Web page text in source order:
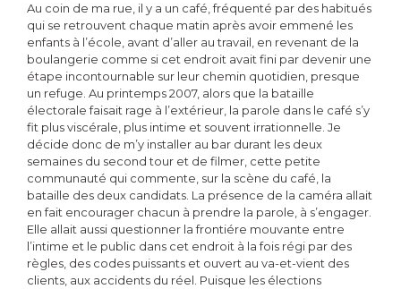
Au coin de ma rue, il y a un café, fréquenté par des habitués
qui se retrouvent chaque matin après avoir emmené les
enfants à l’école, avant d’aller au travail, en revenant de la
boulangerie comme si cet endroit avait fini par devenir une
étape incontournable sur leur chemin quotidien, presque
un refuge. Au printemps 2007, alors que la bataille
électorale faisait rage à l’extérieur, la parole dans le café s’y
fit plus viscérale, plus intime et souvent irrationnelle. Je
décide donc de m’y installer au bar durant les deux
semaines du second tour et de filmer, cette petite
communauté qui commente, sur la scène du café, la
bataille des deux candidats. La présence de la caméra allait
en fait encourager chacun à prendre la parole, à s’engager.
Elle allait aussi questionner la frontiére mouvante entre
l’intime et le public dans cet endroit à la fois régi par des
règles, des codes puissants et ouvert au va-et-vient des
clients, aux accidents du réel. Puisque les élections